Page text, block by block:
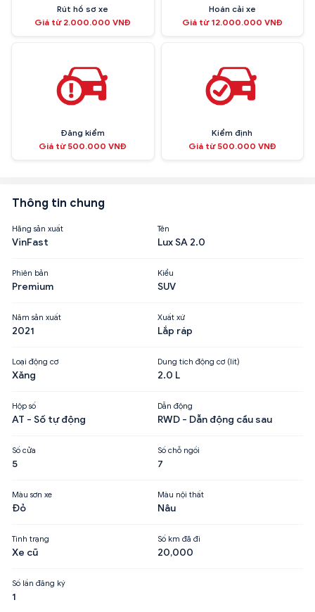
Rút hồ sơ xe
Giá từ 2.000.000 VNĐ
Hoán cải xe
Giá từ 12.000.000 VNĐ
Đăng kiểm
Giá từ 500.000 VNĐ
Kiểm định
Giá từ 500.000 VNĐ
Thông tin chung
Hãng sản xuất
VinFast
Tên
Lux SA 2.0
Phiên bản
Premium
Kiểu
SUV
Năm sản xuất
2021
Xuất xứ
Lắp ráp
Loại động cơ
Xăng
Dung tích động cơ (lít)
2.0 L
Hộp số
AT - Số tự động
Dẫn động
RWD - Dẫn động cầu sau
Số cửa
5
Số chỗ ngồi
7
Màu sơn xe
Đỏ
Màu nội thất
Nâu
Tình trạng
Xe cũ
Số km đã đi
20,000
Số lần đăng ký
1